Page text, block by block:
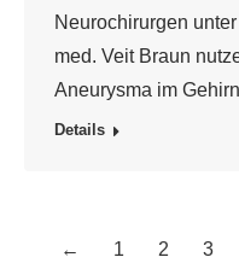
Neurochirurgen
med. Veit Braun
Aneurysma im
Details
← 1 2 3